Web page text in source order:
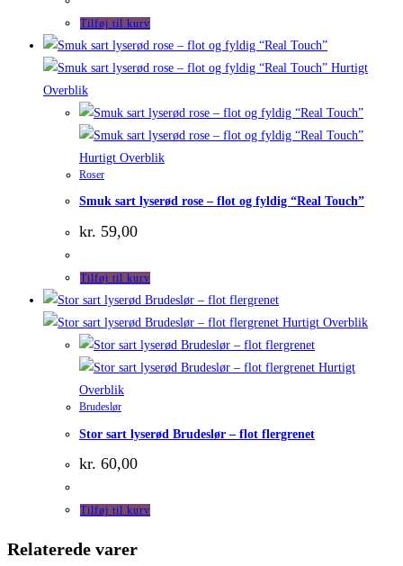
Tilføj til kurv
Hurtigt
Overblik
Hurtigt Overblik
Roser
Smuk sart lyserød rose – flot og fyldig “Real Touch”
kr. 59,00
Tilføj til kurv
Hurtigt Overblik
Hurtigt
Overblik
Brudeslør
Stor sart lyserød Brudeslør – flot flergrenet
kr. 60,00
Tilføj til kurv
Relaterede varer